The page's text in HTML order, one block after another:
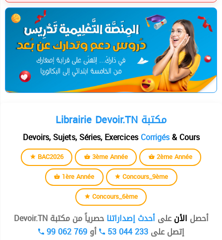
Librairie Devoir.TN مكتبة
Devoirs, Sujets, Séries, ExercicesCorrigés& Cours
BAC2026 3ème Année
2ème Année
1ère Année
Concours_9ème
Concours_6ème
أحصل الأنعلىأحدث إصداراتناحصرياً من مكتبة Devoir.TN
إتصل على53 044 233 أو99 062 769